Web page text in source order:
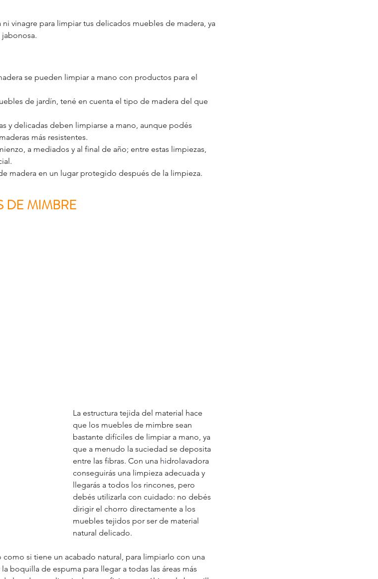
vinagre para limpiar tus delicados muebles de madera, ya
se pueden limpiar a mano con productos para el
de jardín, tené en cuenta el tipo de madera del que
y delicadas deben limpiarse a mano, aunque podés
más resistentes.
a mediados y al final de año; entre estas limpiezas,
madera en un lugar protegido después de la limpieza.
DE MIMBRE
La estructura tejida del material hace
que los muebles de mimbre sean
bastante difíciles de limpiar a mano, ya
que a menudo la suciedad se deposita
entre las fibras. Con una hidrolavadora
conseguirás una limpieza adecuada y
llegarás a todos los rincones, pero
debés utilizarla con cuidado: no debés
dirigir el chorro directamente a los
muebles tejidos por ser de material
natural delicado.
si tiene un acabado natural, para limpiarlo con una
boquilla de espuma para llegar a todas las áreas más